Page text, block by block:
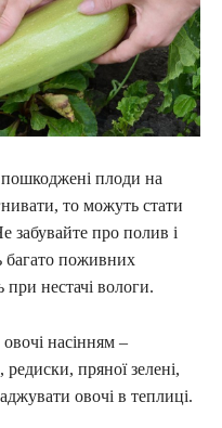
плоди на
то можуть стати
забувайте про полив і
багато поживних
нестачі вологи.
насінням –
редиски, пряної зелені,
овочі в теплиці.